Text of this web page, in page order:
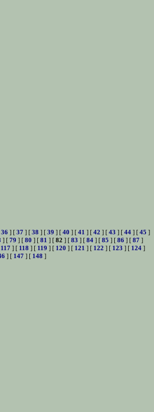
36 ] [ 37 ] [ 38 ] [ 39 ] [ 40 ] [ 41 ] [ 42 ] [ 43 ] [ 44 ] [ 45 ]
] [ 79 ] [ 80 ] [ 81 ] [ 82 ] [ 83 ] [ 84] [ 85 ] [ 86 ] [ 87]
117 ] [ 118 ] [ 119 ] [ 120 ] [ 121 ] [ 122 ] [ 123 ] [ 124 ]
] [ 147] [ 148 ]